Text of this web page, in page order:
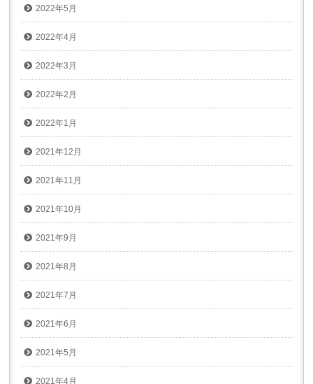
2022年5月
2022年4月
2022年3月
2022年2月
2022年1月
2021年12月
2021年11月
2021年10月
2021年9月
2021年8月
2021年7月
2021年6月
2021年5月
2021年4月